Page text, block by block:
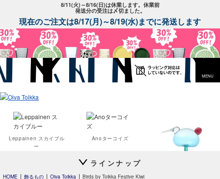
8/11(火)～8/16(日)は休業します。休業前
発送分の受注は〆切ました。
現在のご注文は8/17(月)～8/19(水)までに発送します
MENU
Leppainen スカイブル
ー
Anoターコイズ
ラインナップ
HOME 飾るもの Oiva Toikka Birds by Toikka Festive Kiwi